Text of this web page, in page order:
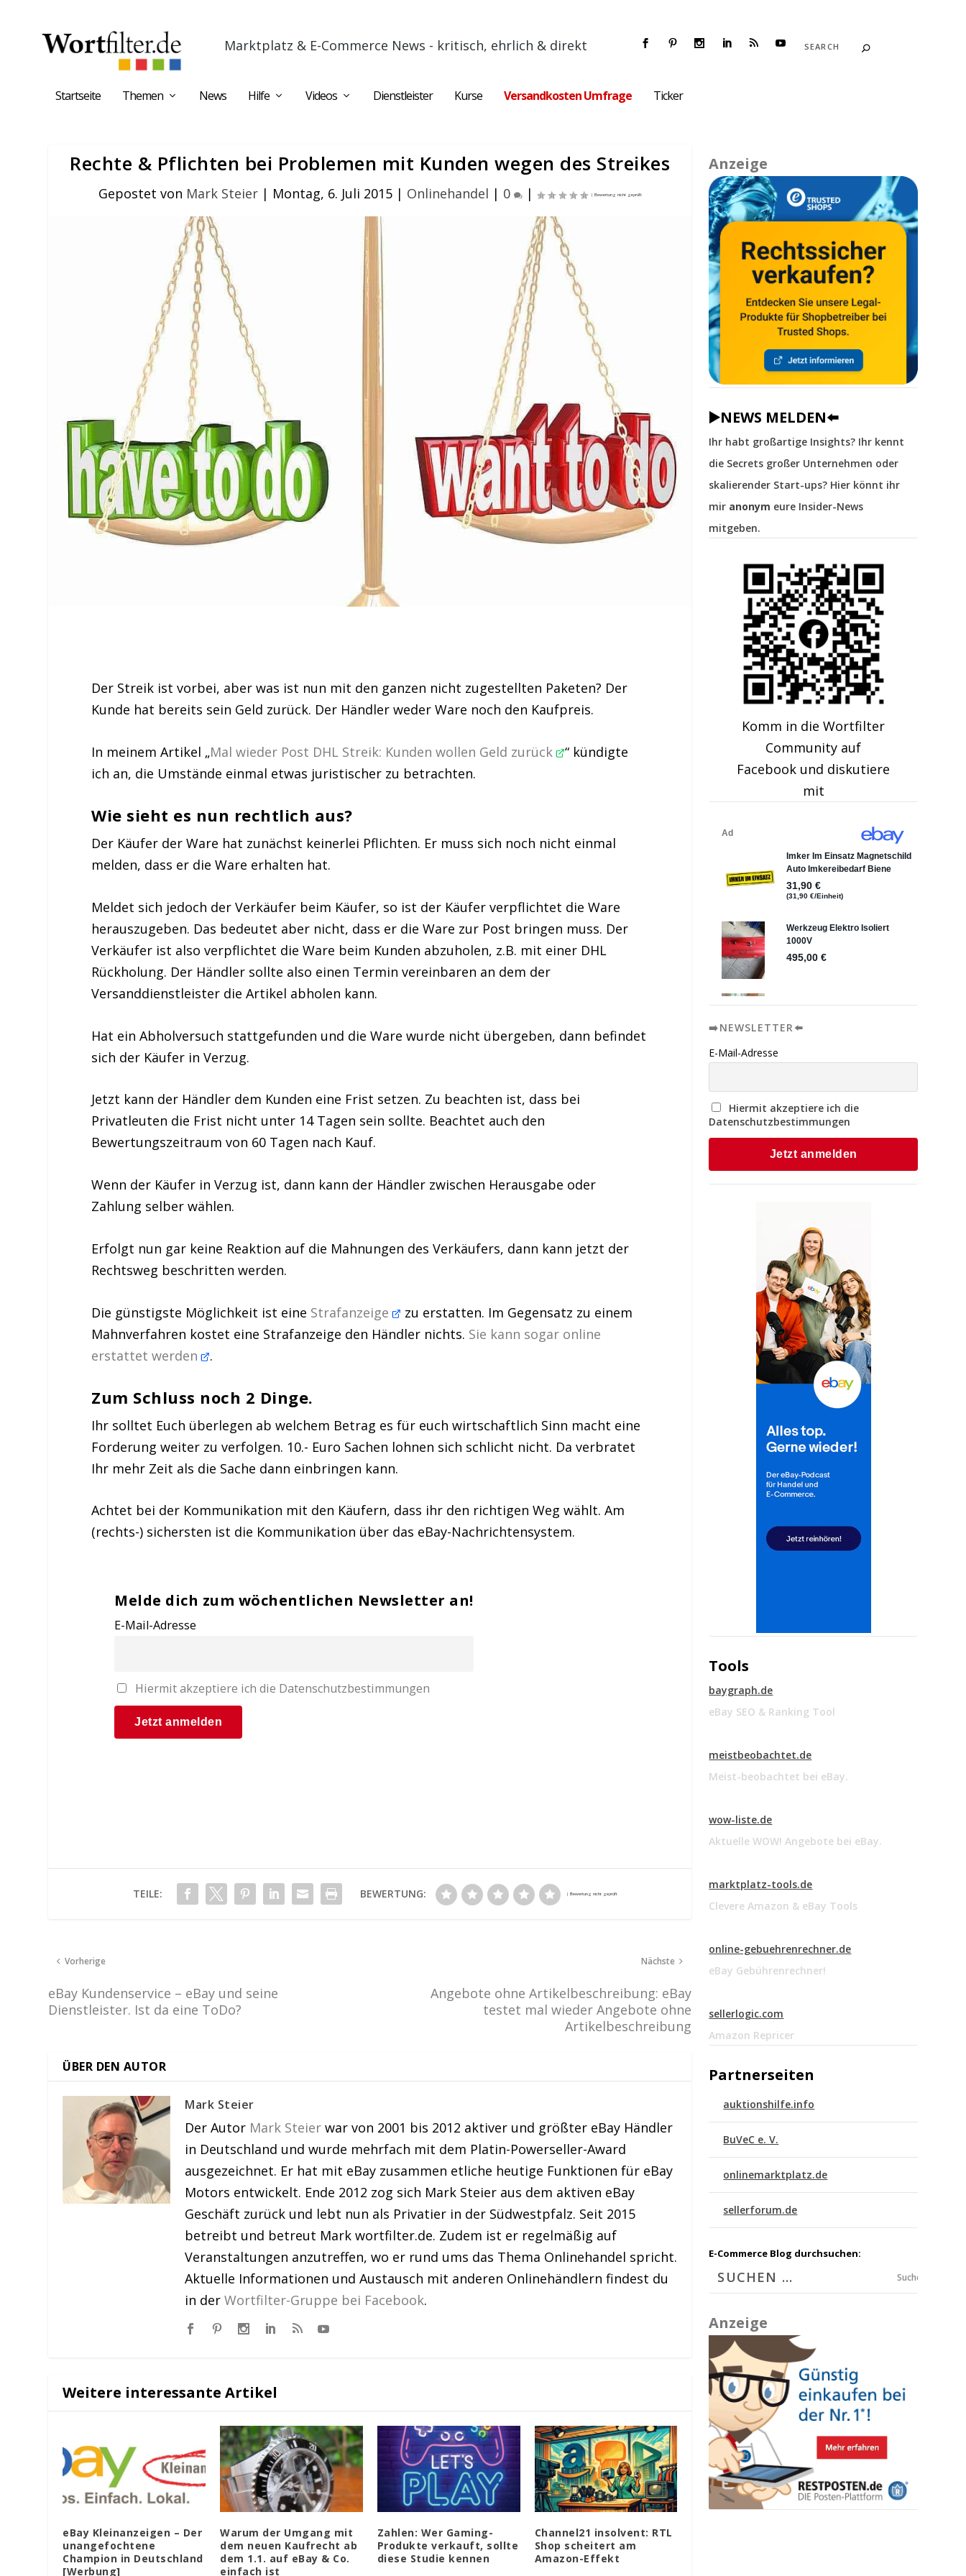
Marktplatz & E-Commerce News - kritisch, ehrlich & direkt
Startseite Themen News Hilfe Videos Dienstleister Kurse Versandkosten Umfrage Ticker
Rechte & Pflichten bei Problemen mit Kunden wegen des Streikes
Gepostet von Mark Steier| Montag, 6. Juli 2015| Onlinehandel | 0 |
Der Streik ist vorbei, aber was ist nun mit den ganzen nicht zugestellten Paketen? Der
Kunde hat bereits sein Geld zurück. Der Händler weder Ware noch den Kaufpreis.
In meinem Artikel „Mal wieder Post DHL Streik: Kunden wollen Geld zurück “ kündigte
ich an, die Umstände einmal etwas juristischer zu betrachten.
Wie sieht es nun rechtlich aus?
Der Käufer der Ware hat zunächst keinerlei Pflichten. Er muss sich noch nicht einmal
melden, dass er die Ware erhalten hat.
Meldet sich jedoch der Verkäufer beim Käufer, so ist der Käufer verpflichtet die Ware
herauszugeben. Das bedeutet aber nicht, dass er die Ware zur Post bringen muss. Der
Verkäufer ist also verpflichtet die Ware beim Kunden abzuholen, z.B. mit einer DHL
Rückholung. Der Händler sollte also einen Termin vereinbaren an dem der
Versanddienstleister die Artikel abholen kann.
Hat ein Abholversuch stattgefunden und die Ware wurde nicht übergeben, dann befindet
sich der Käufer in Verzug.
Jetzt kann der Händler dem Kunden eine Frist setzen. Zu beachten ist, dass bei
Privatleuten die Frist nicht unter 14 Tagen sein sollte. Beachtet auch den
Bewertungszeitraum von 60 Tagen nach Kauf.
Wenn der Käufer in Verzug ist, dann kann der Händler zwischen Herausgabe oder
Zahlung selber wählen.
Erfolgt nun gar keine Reaktion auf die Mahnungen des Verkäufers, dann kann jetzt der
Rechtsweg beschritten werden.
Die günstigste Möglichkeit ist eine Strafanzeige
zu erstatten. Im Gegensatz zu einem
Mahnverfahren kostet eine Strafanzeige den Händler nichts. Sie kann sogar online
erstattet werden .
Zum Schluss noch 2 Dinge.
Ihr solltet Euch überlegen ab welchem Betrag es für euch wirtschaftlich Sinn macht eine
Forderung weiter zu verfolgen. 10.- Euro Sachen lohnen sich schlicht nicht. Da verbratet
Ihr mehr Zeit als die Sache dann einbringen kann.
Achtet bei der Kommunikation mit den Käufern, dass ihr den richtigen Weg wählt. Am
(rechts-) sichersten ist die Kommunikation über das eBay-Nachrichtensystem.
Melde dich zum wöchentlichen Newsletter an!
E-Mail-Adresse
Hiermit akzeptiere ich die Datenschutzbestimmungen
TEILE: BEWERTUNG:
Vorherige
eBay Kundenservice – eBay und seine
Dienstleister. Ist da eine ToDo?
Nächste
Angebote ohne Artikelbeschreibung: eBay
testet mal wieder Angebote ohne
Artikelbeschreibung
ÜBER DEN AUTOR
Mark Steier
Der Autor Mark Steier war von 2001 bis 2012 aktiver und größter eBay Händler
in Deutschland und wurde mehrfach mit dem Platin-Powerseller-Award
ausgezeichnet. Er hat mit eBay zusammen etliche heutige Funktionen für eBay
Motors entwickelt. Ende 2012 zog sich Mark Steier aus dem aktiven eBay
Geschäft zurück und lebt nun als Privatier in der Südwestpfalz. Seit 2015
betreibt und betreut Mark wortfilter.de. Zudem ist er regelmäßig auf
Veranstaltungen anzutreffen, wo er rund ums das Thema Onlinehandel spricht.
Aktuelle Informationen und Austausch mit anderen Onlinehändlern findest du
in derWortfilter-Gruppe bei Facebook.
Weitere interessante Artikel
eBay Kleinanzeigen – Der
unangefochtene
Champion in Deutschland
[Werbung]
Warum der Umgang mit
dem neuen Kaufrecht ab
dem 1.1. auf eBay & Co.
einfach ist
Zahlen: Wer Gaming-
Produkte verkauft, sollte
diese Studie kennen
Channel21 insolvent: RTL
Shop scheitert am
Amazon-Effekt
Anzeige
▶️NEWS MELDEN⬅️
Ihr habt großartige Insights? Ihr kennt
die Secrets großer Unternehmen oder
skalierender Start-ups? Hier könnt ihr
mir anonym eure Insider-News
mitgeben.
Komm in die Wortfilter
Community auf
Facebook und diskutiere
mit
➡️NEWSLETTER⬅️
E-Mail-Adresse
Hiermit akzeptiere ich die
Datenschutzbestimmungen
Tools
baygraph.de
eBay SEO & Ranking Tool
meistbeobachtet.de
Meist-beobachtet bei eBay.
wow-liste.de
Aktuelle WOW! Angebote bei eBay.
marktplatz-tools.de
Clevere Amazon & eBay Tools
online-gebuehrenrechner.de
eBay Gebührenrechner!
sellerlogic.com
Amazon Repricer
Partnerseiten
auktionshilfe.info
BuVeC e. V.
onlinemarktplatz.de
sellerforum.de
E-Commerce Blog durchsuchen:
Suchen
Anzeige